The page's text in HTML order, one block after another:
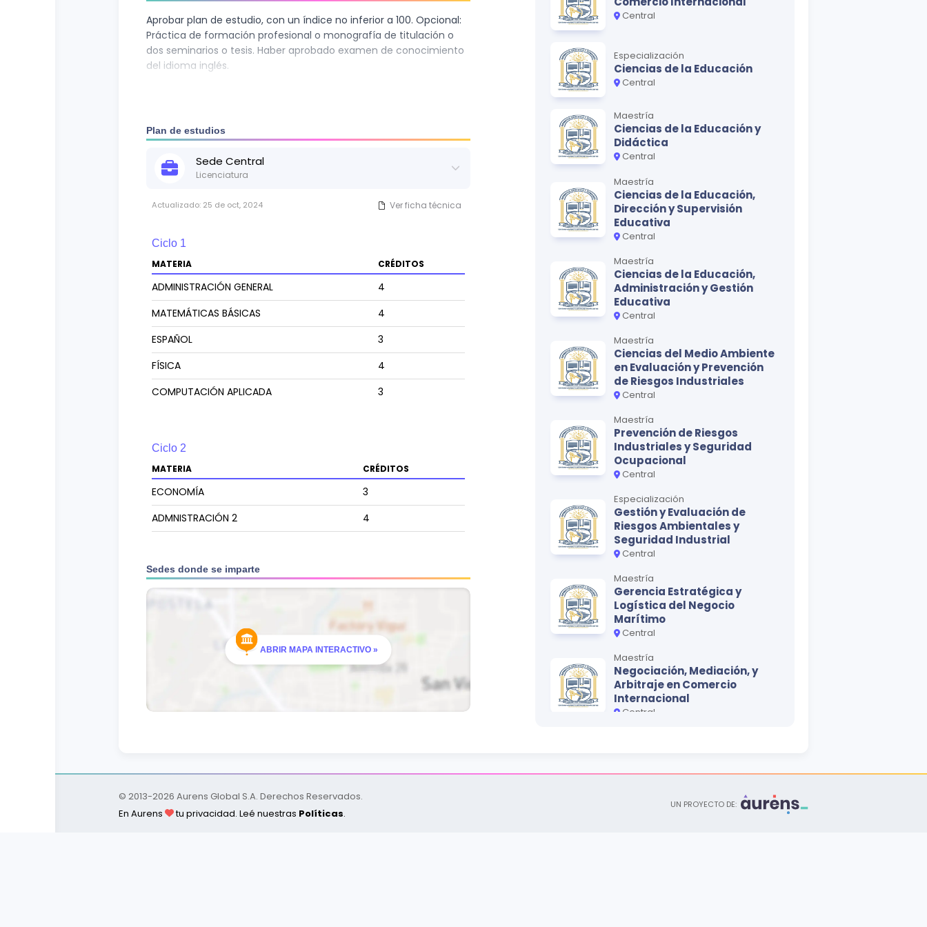
Aprobar plan de estudio, con un índice no inferior a 100. Opcional:
Práctica de formación profesional o monografía de titulación o
dos seminarios o tesis. Haber aprobado examen de conocimiento
del idioma inglés.
Plan de estudios
Sede Central
Licenciatura
Actualizado: 25 de oct, 2024 Ver ficha técnica
Ciclo 1
MATERIA
CRÉDITOS
ADMINISTRACIÓN GENERAL
4
MATEMÁTICAS BÁSICAS
4
ESPAÑOL
3
FÍSICA
4
COMPUTACIÓN APLICADA
3
Ciclo 2
MATERIA
CRÉDITOS
ECONOMÍA
3
ADMNISTRACIÓN 2
4
CÁLCULO 1
CONTABILIDAD 1
CRÉDITOS
DERECHO EN INGENIERÍA
4
INGLÉS TÉCNICO 1
Central
Especialización
Ciencias de la Educación
Central
Maestría
Ciencias de la Educación y
Didáctica
Central
Maestría
Ciencias de la Educación,
Dirección y Supervisión
Educativa
Central
Maestría
Ciencias de la Educación,
Administración y Gestión
Educativa
Central
Maestría
Ciencias del Medio Ambiente
en Evaluación y Prevención
de Riesgos Industriales
Central
Maestría
Prevención de Riesgos
Industriales y Seguridad
Ocupacional
Central
Especialización
Gestión y Evaluación de
Riesgos Ambientales y
Seguridad Industrial
Central
Maestría
Gerencia Estratégica y
Logística del Negocio
Marítimo
Central
Maestría
Negociación, Mediación, y
Arbitraje en Comercio
Internacional
Central
Central
Sedes donde se imparte
ABRIR MAPA INTERACTIVO »
© 2013-2026 Aurens Global S.A. Derechos Reservados.
En Aurens
tu privacidad. Leé nuestras Políticas.
UN PROYECTO DE: